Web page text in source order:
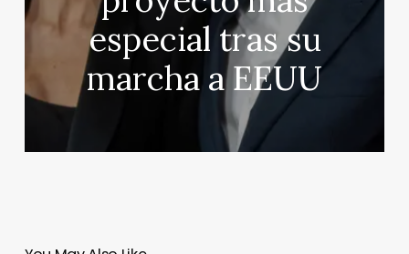
especial tras su
marcha a EEUU